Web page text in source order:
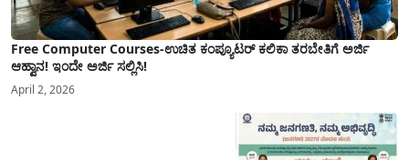
Free Computer Courses-ಉಚಿತ ಕಂಪ್ಯೂಟರ್ ಕಲಿಕಾ ತರಬೇತಿಗೆ ಅರ್ಜಿ
ಆಹ್ವಾನ! ಇಂದೇ ಅರ್ಜಿ ಸಲ್ಲಿಸಿ!
April 2, 2026